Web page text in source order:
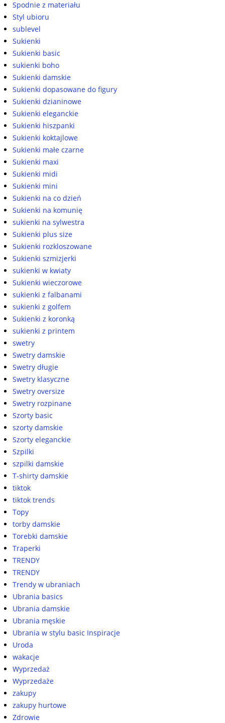
Spodnie z materiału
Styl ubioru
sublevel
Sukienki
Sukienki basic
sukienki boho
Sukienki damskie
Sukienki dopasowane do figury
Sukienki dzianinowe
Sukienki eleganckie
Sukienki hiszpanki
Sukienki koktajlowe
Sukienki małe czarne
Sukienki maxi
Sukienki midi
Sukienki mini
Sukienki na co dzień
Sukienki na komunię
sukienki na sylwestra
Sukienki plus size
Sukienki rozkloszowane
Sukienki szmizjerki
sukienki w kwiaty
Sukienki wieczorowe
sukienki z falbanami
sukienki z golfem
Sukienki z koronką
sukienki z printem
swetry
Swetry damskie
Swetry długie
Swetry klasyczne
Swetry oversize
Swetry rozpinane
Szorty basic
szorty damskie
Szorty eleganckie
Szpilki
szpilki damskie
T-shirty damskie
tiktok
tiktok trends
Topy
torby damskie
Torebki damskie
Traperki
TRENDY
TRENDY
Trendy w ubraniach
Ubrania basics
Ubrania damskie
Ubrania męskie
Ubrania w stylu basic Inspiracje
Uroda
wakacje
Wyprzedaż
Wyprzedaże
zakupy
zakupy hurtowe
Zdrowie